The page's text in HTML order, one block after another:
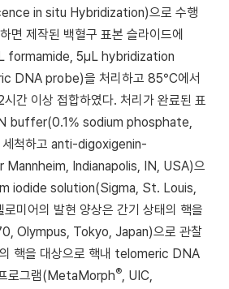
in situ Hybridization)으로 수행
면 제작된 백혈구 표본 슬라이드에
formamide, 5μL hybridization
DNA probe)을 처리하고 85°C에서
간 이상 접합하였다. 처리가 완료된 표
buffer(0.1% sodium phosphate,
척하고 anti-digoxigenin-
Indianapolis, IN, USA)으
iodide solution(Sigma, St. Louis,
미어의 발현 양상은 간기 상태의 핵을
Olympus, Tokyo, Japan)으로 관찰
핵을 대상으로 핵내 telomeric DNA
로그램(MetaMorph®, UIC,